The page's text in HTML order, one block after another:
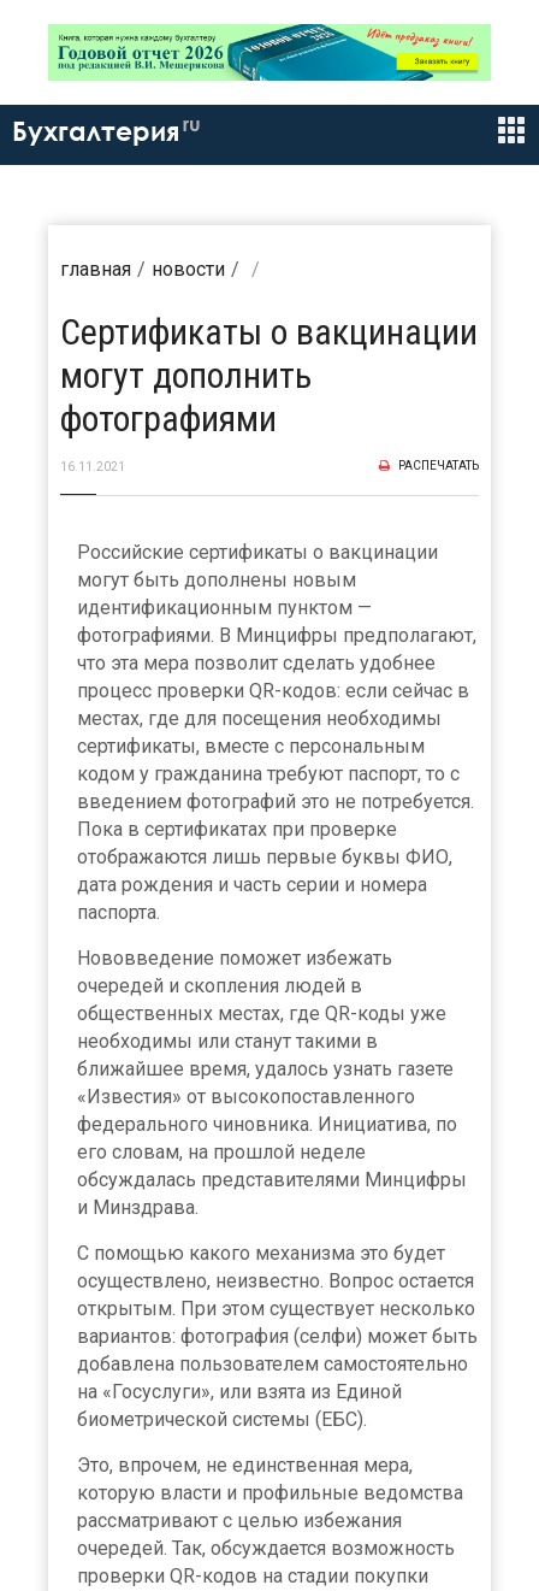
Бухгалтерия ru
главная новости
Сертификаты о вакцинации
могут дополнить
фотографиями
16.11.2021 РАСПЕЧАТАТЬ
Российские сертификаты о вакцинации
могут быть дополнены новым
идентификационным пунктом —
фотографиями. В Минцифры предполагают,
что эта мера позволит сделать удобнее
процесс проверки QR-кодов: если сейчас в
местах, где для посещения необходимы
сертификаты, вместе с персональным
кодом у гражданина требуют паспорт, то с
введением фотографий это не потребуется.
Пока в сертификатах при проверке
отображаются лишь первые буквы ФИО,
дата рождения и часть серии и номера
паспорта.
Нововведение поможет избежать
очередей и скопления людей в
общественных местах, где QR-коды уже
необходимы или станут такими в
ближайшее время, удалось узнать газете
«Известия» от высокопоставленного
федерального чиновника. Инициатива, по
его словам, на прошлой неделе
обсуждалась представителями Минцифры
и Минздрава.
С помощью какого механизма это будет
осуществлено, неизвестно. Вопрос остается
открытым. При этом существует несколько
вариантов: фотография (селфи) может быть
добавлена пользователем самостоятельно
на «Госуслуги», или взята из Единой
биометрической системы (ЕБС).
Это, впрочем, не единственная мера,
которую власти и профильные ведомства
рассматривают с целью избежания
очередей. Так, обсуждается возможность
проверки QR-кодов на стадии покупки